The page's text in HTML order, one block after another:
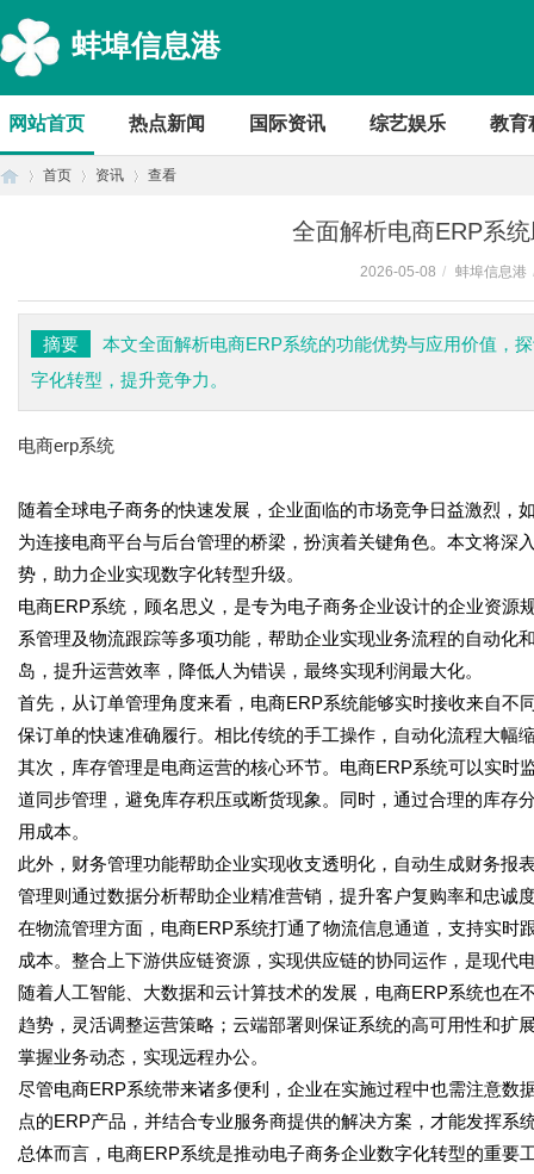
蚌埠信息港
网站首页 热点新闻 国际资讯 综艺娱乐 教育
首页 资讯 查看
全面解析电商ERP系
2026-05-08 / 蚌埠信息港
摘要
本文全面解析电商ERP系统的功能优势与应用价值，
字化转型，提升竞争力。
电商erp系统
随着全球电子商务的快速发展，企业面临的市场竞争日益激烈
为连接电商平台与后台管理的桥梁，扮演着关键角色。本文将深
势，助力企业实现数字化转型升级。
电商ERP系统，顾名思义，是专为电子商务企业设计的企业资
系管理及物流跟踪等多项功能，帮助企业实现业务流程的自动
岛，提升运营效率，降低人为错误，最终实现利润最大化。
首先，从订单管理角度来看，电商ERP系统能够实时接收来自
保订单的快速准确履行。相比传统的手工操作，自动化流程大幅
其次，库存管理是电商运营的核心环节。电商ERP系统可以实
道同步管理，避免库存积压或断货现象。同时，通过合理的库存
用成本。
此外，财务管理功能帮助企业实现收支透明化，自动生成财务
管理则通过数据分析帮助企业精准营销，提升客户复购率和忠诚
在物流管理方面，电商ERP系统打通了物流信息通道，支持实
成本。整合上下游供应链资源，实现供应链的协同运作，是现代
随着人工智能、大数据和云计算技术的发展，电商ERP系统也
趋势，灵活调整运营策略；云端部署则保证系统的高可用性和
掌握业务动态，实现远程办公。
尽管电商ERP系统带来诸多便利，企业在实施过程中也需注意
点的ERP产品，并结合专业服务商提供的解决方案，才能发挥系
总体而言，电商ERP系统是推动电子商务企业数字化转型的重